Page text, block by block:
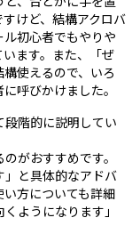
けど、結構アクロバ
初心者でもやりや
ます。また、「ぜ
使えるので、いろ
呼びかけました。
階的に説明してい
がおすすめです。
と具体的なアドバ
方についても詳細
ようになります」